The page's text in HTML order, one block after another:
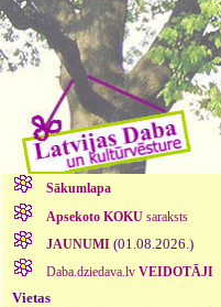
Sākumlapa
Apsekoto KOKUsaraksts
JAUNUMI (01.08.2026.)
Daba.dziedava.lv VEIDOTĀJI
Vietas